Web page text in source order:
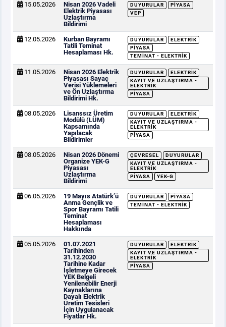
15.05.2026
Nisan 2026 Vadeli
Elektrik Piyasası
Uzlaştırma
Bildirimi
DUYURULAR
PIYASA
VEP
12.05.2026
Kurban Bayramı
Tatili Teminat
Hesaplaması Hk.
DUYURULAR
ELEKTRIK
PIYASA
TEMINAT - ELEKTRIK
11.05.2026
Nisan 2026 Elektrik
Piyasası Sayaç
Verisi Yüklemeleri
ve Ön Uzlaştırma
Bildirimi Hk.
DUYURULAR
ELEKTRIK
KAYIT VE UZLAŞTIRMA -
ELEKTRIK
PIYASA
08.05.2026
Lisanssız Üretim
Modülü (LÜM)
Kapsamında
Yapılacak
Bildirimler
DUYURULAR
ELEKTRIK
KAYIT VE UZLAŞTIRMA -
ELEKTRIK
PIYASA
08.05.2026
Nisan 2026 Dönemi
Organize YEK-G
Piyasası
Uzlaştırma
Bildirimi
ÇEVRESEL
DUYURULAR
KAYIT VE UZLAŞTIRMA -
ELEKTRIK
PIYASA
YEK-G
06.05.2026
19 Mayıs Atatürk’ü
Anma Gençlik ve
Spor Bayramı Tatili
Teminat
Hesaplaması
Hakkında
DUYURULAR
PIYASA
TEMINAT - ELEKTRIK
05.05.2026
01.07.2021
Tarihinden
31.12.2030
Tarihine Kadar
İşletmeye Girecek
YEK Belgeli
Yenilenebilir Enerji
Kaynaklarına
Dayalı Elektrik
Üretim Tesisleri
İçin Uygulanacak
Fiyatlar Hk.
DUYURULAR
ELEKTRIK
KAYIT VE UZLAŞTIRMA -
ELEKTRIK
PIYASA